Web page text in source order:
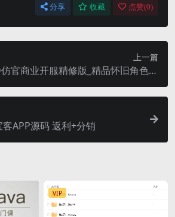
分享 收藏 点赞(0)
上一篇
官商业开服精修版_精品怀旧角色扮
演类回合动作手游_Linux服务端源码
2023首发返利淘宝客APP源码 返利+分销
VIP